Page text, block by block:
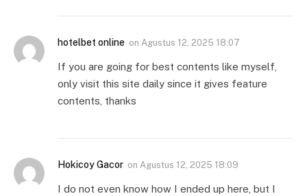
hotelbet online on Agustus 12, 2025 18:07
If you are going for best contents like myself,
only visit this site daily since it gives feature
contents, thanks
Hokicoy Gacor on Agustus 12, 2025 18:09
I do not even know how I ended up here, but I